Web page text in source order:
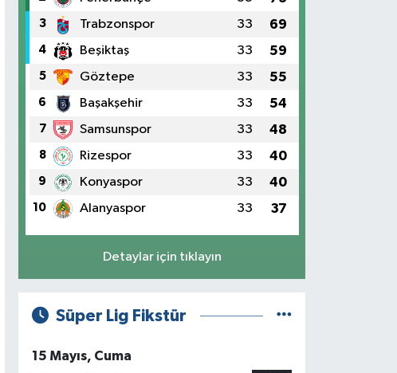
3 Trabzonspor 33 69
4 Beşiktaş 33 59
5 Göztepe 33 55
6 Başakşehir 33 54
7 Samsunspor 33 48
8 Rizespor 33 40
9 Konyaspor 33 40
10 Alanyaspor 33 37
Detaylar için tıklayın
Süper Lig Fikstür
15 Mayıs, Cuma